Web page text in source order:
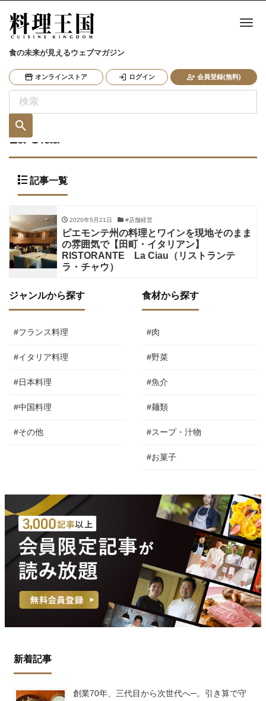
食の未来が見えるウェブマガジン
オンラインストア ログイン 会員登録(無料)
ナ
La Ciau
記事一覧
2020年5月21日 #店舗経営
ピエモンテ州の料理とワインを現地そのまま
の雰囲気で【田町・イタリアン】
RISTORANTE La Ciau（リストランテ
ラ・チャウ）
ジャンルから探す
#フランス料理
#イタリア料理
#日本料理
#中国料理
#その他
食材から探す
#肉
#野菜
#魚介
#麺類
#スープ・汁物
#お菓子
新着記事
創業70年、三代目から次世代へ─。引き算で守